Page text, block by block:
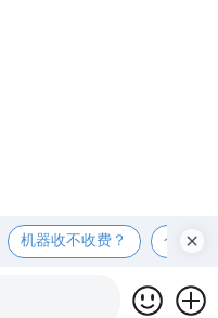
机器收不收费？ 个人可